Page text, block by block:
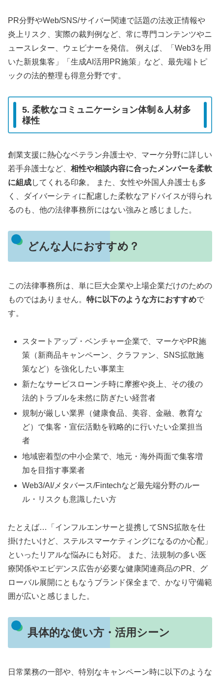
PR分野やWeb/SNS/サイバー関連で話題の法改正情報や
炎上リスク、実際の裁判例など、常に専門コンテンツやニ
ュースレター、ウェビナーを発信。 例えば、「Web3を用
いた新規集客」「生成AI活用PR施策」など、最先端トピ
ックの法的整理も得意分野です。
5. 柔軟なコミュニケーション体制＆人材多
様性
創業支援に熱心なベテラン弁護士や、マーケ分野に詳しい
若手弁護士など、 相性や相談内容に合ったメンバーを柔軟
に組成してくれる印象。 また、女性や外国人弁護士も多
く、ダイバーシティに配慮した柔軟なアドバイスが得られ
るのも、他の法律事務所にはない強みと感じました。
どんな人におすすめ？
この法律事務所は、単に巨大企業や上場企業だけのための
ものではありません。 特に以下のような方におすすめで
す。
スタートアップ・ベンチャー企業で、マーケやPR施
策（新商品キャンペーン、クラファン、SNS拡散施
策など）を強化したい事業主
新たなサービスローンチ時に摩擦や炎上、その後の
法的トラブルを未然に防ぎたい経営者
規制が厳しい業界（健康食品、美容、金融、教育な
ど）で集客・宣伝活動を戦略的に行いたい企業担当
者
地域密着型の中小企業で、地元・海外両面で集客増
加を目指す事業者
Web3/AI/メタバース/Fintechなど最先端分野のルー
ル・リスクも意識したい方
たとえば…「インフルエンサーと提携してSNS拡散を仕
掛けたいけど、ステルスマーケティングになるのか心配」
といったリアルな悩みにも対応。 また、法規制の多い医
療関係やエビデンス広告が必要な健康関連商品のPR、グ
ローバル展開にともなうブランド保全まで、かなり守備範
囲が広いと感じました。
具体的な使い方・活用シーン
日常業務の一部や、特別なキャンペーン時に以下のような